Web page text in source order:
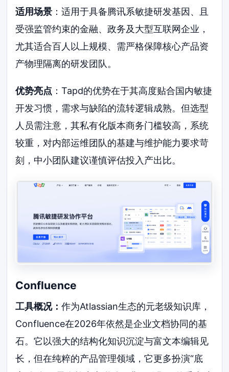
适用场景 ：适用于具备腾讯系敏捷研发基因、且
受强监管约束的金融、政务及大型互联网企业，
尤其适合百人以上规模、需严格保障核心产品资
产物理隔离的研发团队。
优势亮点 ：Tapd的优势在于其高度贴合国内敏捷
开发习惯，需求与缺陷的流转逻辑成熟。但选型
人员需注意，其私有化版本商务门槛较高，系统
较重，对内部运维团队的基建与维护能力要求苛
刻，中小团队建议谨慎评估投入产出比。
Confluence
工具概况：作为Atlassian生态的元老级知识库，
Confluence在2026年依然是企业文档协同的基
石。它以强大的结构化知识沉淀与富文本编辑见
长，但在纯粹的产品管理领域，它更多扮演“底